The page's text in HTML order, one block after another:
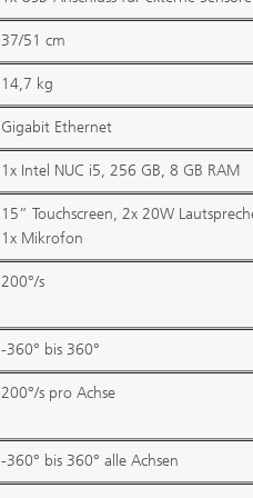
37/51 cm
14,7 kg
Gigabit Ethernet
1x Intel NUC i5, 256 GB, 8 GB RAM
15” Touchscreen, 2x 20W
1x Mikrofon
200°/s
-360° bis 360°
200°/s pro Achse
-360° bis 360° alle Achsen